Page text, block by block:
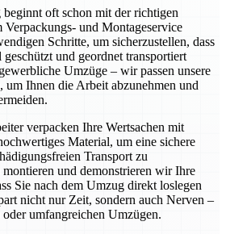
oft schon mit der richtigen
und Montageservice
Schritte, um sicherzustellen, dass
und geordnet transportiert
Umzüge – wir passen unsere
Ihnen die Arbeit abzunehmen und
verpacken Ihre Wertsachen mit
Material, um eine sichere
Transport zu
und demonstrieren wir Ihre
Sie nach dem Umzug direkt loslegen
nicht nur Zeit, sondern auch Nerven –
umfangreichen Umzügen.